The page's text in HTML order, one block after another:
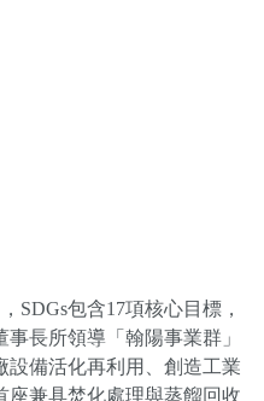
SDGs包含17項核心目標，
長所領導「翰陽事業群」
設備活化再利用、創造工業
座兼具焚化處理與蒸餾回收